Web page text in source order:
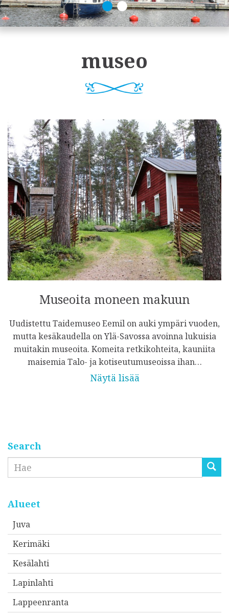
museo
Museoita moneen makuun
Uudistettu Taidemuseo Eemil on auki ympäri vuoden,
mutta kesäkaudella on Ylä-Savossa avoinna lukuisia
muitakin museoita. Komeita retkikohteita, kauniita
maisemia Talo- ja kotiseutumuseoissa ihan…
Näytä lisää
Search
Etsi
Alueet
Juva
Kerimäki
Kesälahti
Lapinlahti
Lappeenranta